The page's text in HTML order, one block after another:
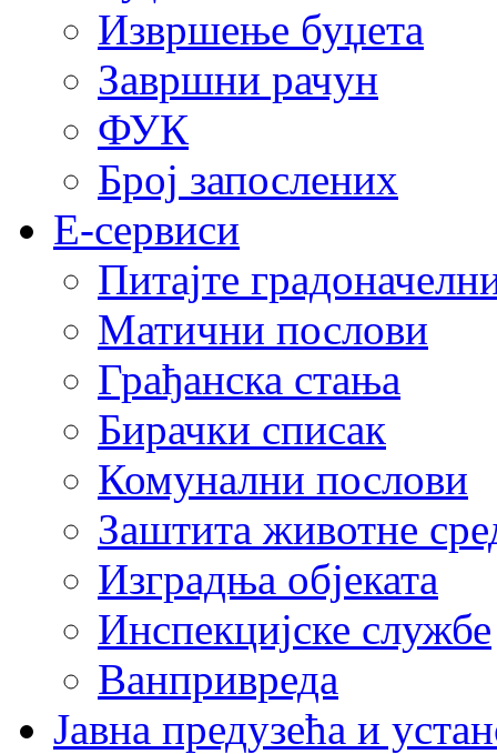
Извршење буџета
Завршни рачун
ФУК
Број запослених
E-сервиси
Питајте
Матични послови
Грађанска стања
Бирачки списак
Комунални послови
Заштита животне
Изградња објеката
Инспекцијске службе
Ванпривреда
Јавна предузећа и